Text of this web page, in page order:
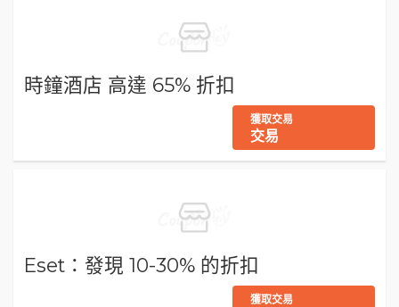
時鐘酒店 高達 65% 折扣
獲取交易
交易
Eset：發現 10-30% 的折扣
獲取交易